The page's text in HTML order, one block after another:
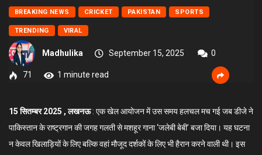
BREAKING NEWS CRICKET PAKISTAN SPORTS
TRENDING VIRAL
Madhulika September 15, 2025 0
71 1 minute read
15 सितम्बर 2025 , लखनऊ: एक खेल आयोजन में उस समय हलचल मच गई जब डीजे ने
पाकिस्तान के राष्ट्रगान की जगह गलती से मशहूर गाना ‘जलेबी बेबी’ बजा दिया। यह घटना
न केवल खिलाड़ियों के लिए बल्कि वहां मौजूद दर्शकों के लिए भी हैरान करने वाली थी। इस